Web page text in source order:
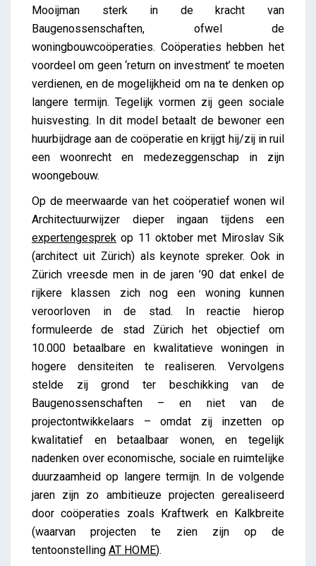
Mooijman sterk in de kracht van
Baugenossenschaften, ofwel de
woningbouwcoöperaties. Coöperaties hebben het
voordeel om geen ‘return on investment’ te moeten
verdienen, en de mogelijkheid om na te denken op
langere termijn. Tegelijk vormen zij geen sociale
huisvesting. In dit model betaalt de bewoner een
huurbijdrage aan de coöperatie en krijgt hij/zij in ruil
een woonrecht en medezeggenschap in zijn
woongebouw.
Op de meerwaarde van het coöperatief wonen wil
Architectuurwijzer dieper ingaan tijdens een
expertengesprek op 11 oktober met Miroslav Sik
(architect uit Zürich) als keynote spreker. Ook in
Zürich vreesde men in de jaren ’90 dat enkel de
rijkere klassen zich nog een woning kunnen
veroorloven in de stad. In reactie hierop
formuleerde de stad Zürich het objectief om
10.000 betaalbare en kwalitatieve woningen in
hogere densiteiten te realiseren. Vervolgens
stelde zij grond ter beschikking van de
Baugenossenschaften – en niet van de
projectontwikkelaars – omdat zij inzetten op
kwalitatief en betaalbaar wonen, en tegelijk
nadenken over economische, sociale en ruimtelijke
duurzaamheid op langere termijn. In de volgende
jaren zijn zo ambitieuze projecten gerealiseerd
door coöperaties zoals Kraftwerk en Kalkbreite
(waarvan projecten te zien zijn op de
tentoonstelling AT HOME).